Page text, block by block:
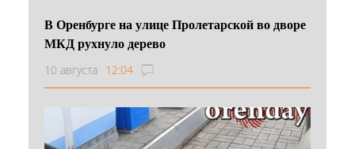
В Оренбурге на улице Пролетарской во дворе
МКД рухнуло дерево
10 августа 12:04